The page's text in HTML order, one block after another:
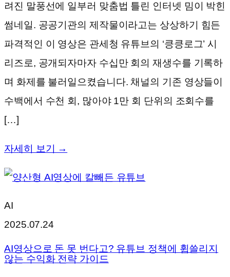
려진 말풍선에 일부러 맞춤법 틀린 인터넷 밈이 박힌
썸네일. 공공기관의 제작물이라고는 상상하기 힘든
파격적인 이 영상은 관세청 유튜브의 ‘킁킁로그’ 시
리즈로, 공개되자마자 수십만 회의 재생수를 기록하
며 화제를 불러일으켰습니다. 채널의 기존 영상들이
수백에서 수천 회, 많아야 1만 회 단위의 조회수를
[…]
자세히 보기 →
AI
2025.07.24
AI영상으로 돈 못 번다고? 유튜브 정책에 휩쓸리지
않는 수익화 전략 가이드